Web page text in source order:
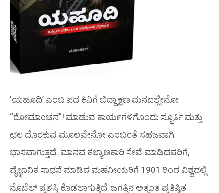
‘ಯಹೂದಿ’ ಎಂಬ ಪದ ಕಿವಿಗೆ ಬಿದ್ದಾಕ್ಷಣ ಮನದಲ್ಲೇನೋ
“ರೋಮಾಂಚನ”! ಮಾಡುವ ಕಾರ್ಯಗಳಿಗೊಂದು ಸ್ಫೂರ್ತಿ ಮತ್ತು
ಛಲ ದೊರಕುವ ಮೂಲವೇನೋ ಎಂಬಂತೆ ಸಹಜವಾಗಿ
ಭಾಸವಾಗುತ್ತದೆ. ಮಾನವ ಕಲ್ಯಾಣಕಾರಿ ಸೇವೆ ಮಾಡಿದವರಿಗೆ,
ವೈಜ್ಞಾನಿಕ ಸಾಧನೆ ಮಾಡಿದ ಮಹನೀಯರಿಗೆ 1901 ರಿಂದ ವಿಶ್ವದಲ್ಲಿ
ನೊಬೆಲ್ ಪ್ರಶಸ್ತಿ ಕೊಡಲಾಗುತ್ತಿದೆ. ಜಗತ್ತಿನ ಅತ್ಯಂತ ಪ್ರತಿಷ್ಠಿತ